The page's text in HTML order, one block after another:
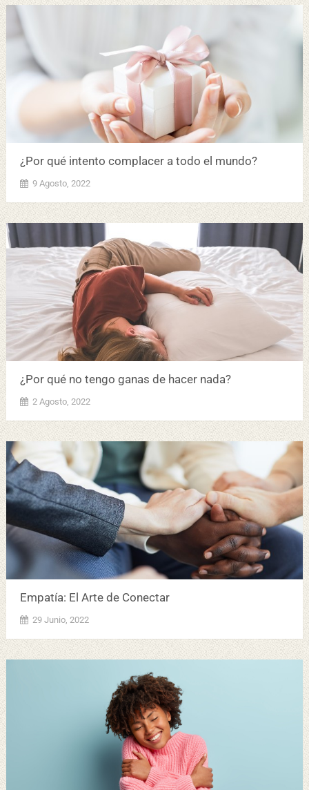
¿Por qué intento complacer a todo el mundo?
9 Agosto, 2022
¿Por qué no tengo ganas de hacer nada?
2 Agosto, 2022
Empatía: El Arte de Conectar
29 Junio, 2022